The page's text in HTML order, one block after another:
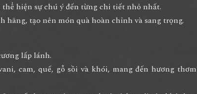
hiện sự chú ý đến từng chi tiết nhỏ nhất.
tạo nên món quà hoàn chỉnh và sang trọng.
lấp lánh.
cam, quế, gỗ sồi và khói, mang đến hương thơm